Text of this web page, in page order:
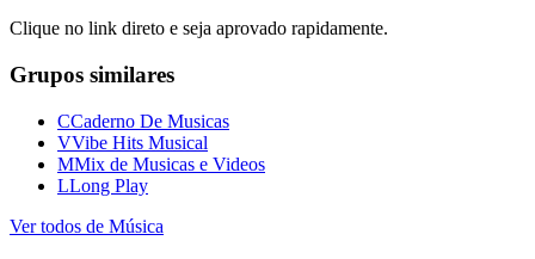
Clique no link direto e seja aprovado rapidamente.
Grupos similares
CCaderno De Musicas
VVibe Hits Musical
MMix de Musicas e Videos
LLong Play
Ver todos de Música